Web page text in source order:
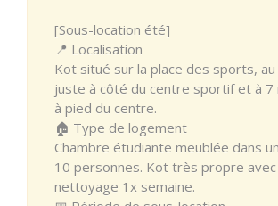
[Sous-location été]
📍 Localisation
Kot situé sur la place des sports, au
juste à côté du centre sportif et à 7
à pied du centre.
🏠 Type de logement
Chambre étudiante meublée dans
10 personnes. Kot très propre avec
nettoyage 1x semaine.